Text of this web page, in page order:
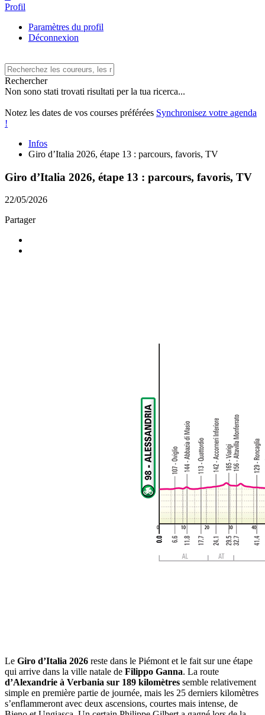
Profil
Paramètres du profil
Déconnexion
Rechercher
Non sono stati trovati risultati per la tua ricerca...
Notez les dates de vos courses préférées Synchronisez votre agenda
!
Infos
Giro d’Italia 2026, étape 13 : parcours, favoris, TV
Giro d’Italia 2026, étape 13 : parcours, favoris, TV
22/05/2026
Partager
Le Giro d’Italia 2026 reste dans le Piémont et le fait sur une étape
qui arrive dans la ville natale de Filippo Ganna. La route
d’Alexandrie à Verbania sur 189 kilomètres semble relativement
simple en première partie de journée, mais les 25 derniers kilomètres
s’enflammeront avec deux ascensions, courtes mais intense, de